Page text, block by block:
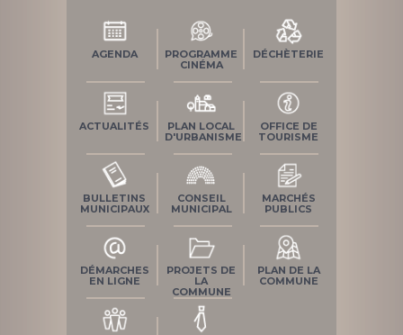
AGENDA
PROGRAMME
CINÉMA
DÉCHÈTERIE
ACTUALITÉS
PLAN LOCAL
D'URBANISME
OFFICE DE
TOURISME
BULLETINS
MUNICIPAUX
CONSEIL
MUNICIPAL
MARCHÉS
PUBLICS
DÉMARCHES
EN LIGNE
PROJETS DE
LA
COMMUNE
PLAN DE LA
COMMUNE